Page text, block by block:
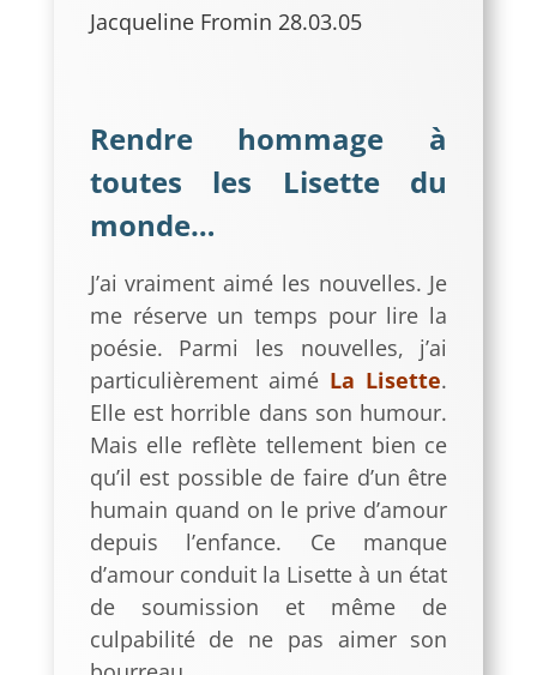
Jacqueline Fromin 28.03.05
Rendre hommage à
toutes les Lisette du
monde…
J’ai vraiment aimé les nouvelles. Je
me réserve un temps pour lire la
poésie. Parmi les nouvelles, j’ai
particulièrement aimé La Lisette.
Elle est horrible dans son humour.
Mais elle reflète tellement bien ce
qu’il est possible de faire d’un être
humain quand on le prive d’amour
depuis l’enfance. Ce manque
d’amour conduit la Lisette à un état
de soumission et même de
culpabilité de ne pas aimer son